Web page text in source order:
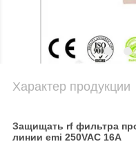
Характер продукции
Защищать rf фильтра
линии emi 250VAC 16A